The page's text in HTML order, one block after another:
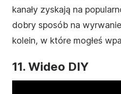
kanały zyskają na
dobry sposób na
kolein, w które mogłeś
11. Wideo DIY